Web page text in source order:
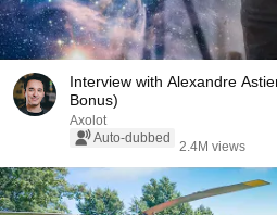
Interview with Alexandre
Bonus)
Axolot
Auto-dubbed
2.4M views